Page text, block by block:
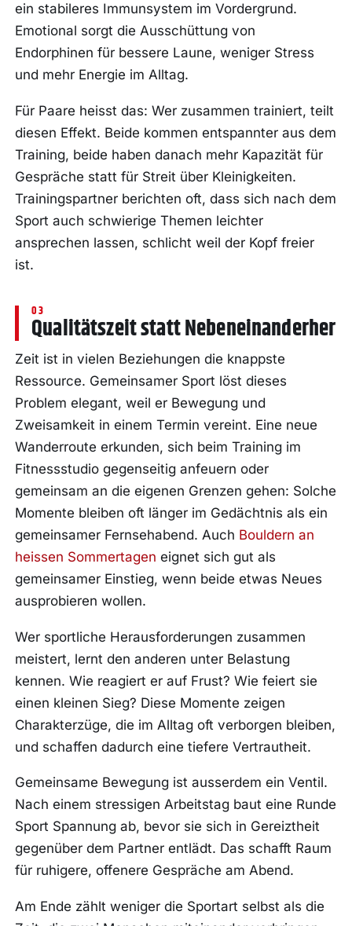
ein stabileres Immunsystem im Vordergrund.
Emotional sorgt die Ausschüttung von
Endorphinen für bessere Laune, weniger Stress
und mehr Energie im Alltag.
Für Paare heisst das: Wer zusammen trainiert, teilt
diesen Effekt. Beide kommen entspannter aus dem
Training, beide haben danach mehr Kapazität für
Gespräche statt für Streit über Kleinigkeiten.
Trainingspartner berichten oft, dass sich nach dem
Sport auch schwierige Themen leichter
ansprechen lassen, schlicht weil der Kopf freier
ist.
Qualitätszeit statt Nebeneinanderher
Zeit ist in vielen Beziehungen die knappste
Ressource. Gemeinsamer Sport löst dieses
Problem elegant, weil er Bewegung und
Zweisamkeit in einem Termin vereint. Eine neue
Wanderroute erkunden, sich beim Training im
Fitnessstudio gegenseitig anfeuern oder
gemeinsam an die eigenen Grenzen gehen: Solche
Momente bleiben oft länger im Gedächtnis als ein
gemeinsamer Fernsehabend. Auch Bouldern an
heissen Sommertagen eignet sich gut als
gemeinsamer Einstieg, wenn beide etwas Neues
ausprobieren wollen.
Wer sportliche Herausforderungen zusammen
meistert, lernt den anderen unter Belastung
kennen. Wie reagiert er auf Frust? Wie feiert sie
einen kleinen Sieg? Diese Momente zeigen
Charakterzüge, die im Alltag oft verborgen bleiben,
und schaffen dadurch eine tiefere Vertrautheit.
Gemeinsame Bewegung ist ausserdem ein Ventil.
Nach einem stressigen Arbeitstag baut eine Runde
Sport Spannung ab, bevor sie sich in Gereiztheit
gegenüber dem Partner entlädt. Das schafft Raum
für ruhigere, offenere Gespräche am Abend.
Am Ende zählt weniger die Sportart selbst als die